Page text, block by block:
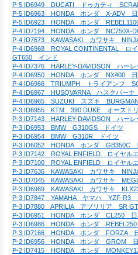
P-5 ID6949　DUCATI　ドゥカティ　
P-5 ID6963　HONDA　ホンダ　X-ADV　
P-5 ID6923　HONDA　ホンダ　
P-4 ID7194　HONDA　ホンダ　NC750X-
P-4 ID7673　KAWASAKI　カワサキ　
P-4 ID6968　ROYAL CONTINENTAL　ロ
GT650　インド
P-4 ID7376　HARLEY-DAVIDSON　ハー
P-4 ID6950　HONDA　ホンダ　NX400　
P-4 ID6966　TRIUMPH　トライアンフ　
P-4 ID6967　HUSQVARNA　ハスクバー
P-4 ID6965　SUZUKI　スズキ　
P-3 ID6955　KTM　390 DUKE　オースト
P-3 ID7143　HARLEY-DAVIDSON　ハー
P-3 ID6953　BMW　G310GS　ドイツ
P-3 ID6954　BMW　G310R　ドイツ
P-3 ID6052　HONDA　ホンダ　GB350C
P-3 ID7142　ROYAL ENFIELD　ロイヤル
P-3 ID7100　ROYAL ENFIELD　ロイヤル
P-3 ID7636　KAWASAKI　カワサキ　
P-3 ID7045　KAWASAKI　カワサキ　
P-3 ID6969　KAWASAKI　カワサキ　
P-3 ID7847　YAMAHA　ヤマハ　YZF-R3
P-3 ID7880　APRILIA　アプリリア　SR
P-3 ID6951　HONDA　ホンダ　CL250　
P-3 ID6986　HONDA　ホンダ　
P-3 ID7166　HONDA　ホンダ　FORZA　
P-2 ID6956　HONDA　ホンダ　GROM　
P-2 ID7415　HONDA　ホンダ　